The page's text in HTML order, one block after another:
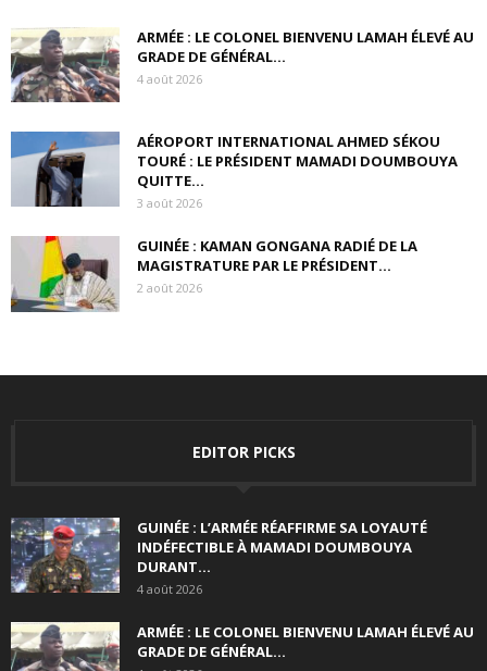
ARMÉE : LE COLONEL BIENVENU LAMAH ÉLEVÉ AU
GRADE DE GÉNÉRAL...
4 août 2026
AÉROPORT INTERNATIONAL AHMED SÉKOU
TOURÉ : LE PRÉSIDENT MAMADI DOUMBOUYA
QUITTE...
3 août 2026
GUINÉE : KAMAN GONGANA RADIÉ DE LA
MAGISTRATURE PAR LE PRÉSIDENT...
2 août 2026
EDITOR PICKS
GUINÉE : L’ARMÉE RÉAFFIRME SA LOYAUTÉ
INDÉFECTIBLE À MAMADI DOUMBOUYA
DURANT...
4 août 2026
ARMÉE : LE COLONEL BIENVENU LAMAH ÉLEVÉ AU
GRADE DE GÉNÉRAL...